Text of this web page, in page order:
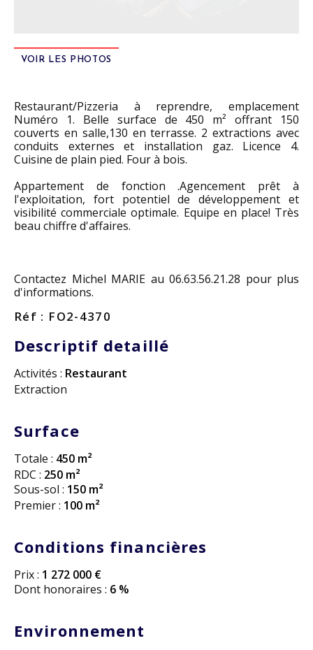
VOIR LES PHOTOS
Restaurant/Pizzeria à reprendre, emplacement
Numéro 1. Belle surface de 450 m² offrant 150
couverts en salle,130 en terrasse. 2 extractions avec
conduits externes et installation gaz. Licence 4.
Cuisine de plain pied. Four à bois.
Appartement de fonction .Agencement prêt à
l'exploitation, fort potentiel de développement et
visibilité commerciale optimale. Equipe en place! Très
beau chiffre d'affaires.
Contactez Michel MARIE au 06.63.56.21.28 pour plus
d'informations.
Réf : FO2-4370
Descriptif detaillé
Activités : Restaurant
Extraction
Surface
Totale : 450 m²
RDC : 250 m²
Sous-sol : 150 m²
Premier : 100 m²
Conditions financières
Prix : 1 272 000 €
Dont honoraires : 6 %
Environnement